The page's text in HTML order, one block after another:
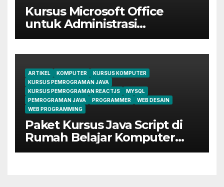
Kursus Microsoft Office
untuk Administrasi
Perkantoran di Cileungsi
ARTIKEL KOMPUTER
KURSUS KOMPUTER
KURSUS PEMROGRAMAN JAVA
KURSUS PEMROGRAMAN REACTJS
MYSQL
PEMROGRAMAN JAVA
PROGRAMMER
WEB DESAIN
WEB PROGRAMMING
Paket Kursus Java Script di
Rumah Belajar Komputer
YMII Cileungsi